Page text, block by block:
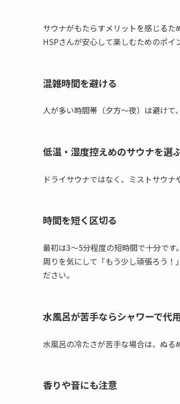
サウナがもたらすメリットを感じるた
HSPさんが安心して楽しむためのポイ
混雑時間を避ける
人が多い時間帯（夕方〜夜）は避けて
低温・湿度控えめのサウナを選
ドライサウナではなく、ミストサウナ
時間を短く区切る
最初は3〜5分程度の短時間で十分です
周りを気にして「もう少し頑張ろう
ださい。
水風呂が苦手ならシャワーで代
水風呂の冷たさが苦手な場合は、ぬる
香りや音にも注意